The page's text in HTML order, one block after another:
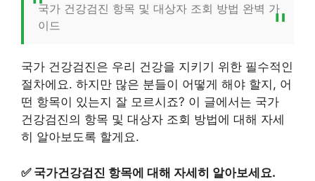
국가 건강검진 항목 및 대상자 조회 방법 완벽 가
이드
국가 건강검진은 우리 건강을 지키기 위한 필수적인
절차에요. 하지만 많은 분들이 어떻게 해야 할지, 어
떤 항목이 있는지 잘 모르시죠? 이 글에서는 국가
건강검진의 항목 및 대상자 조회 방법에 대해 자세
히 알아보도록 할게요.
✅ 국가건강검진 항목에 대해 자세히 알아보세요.